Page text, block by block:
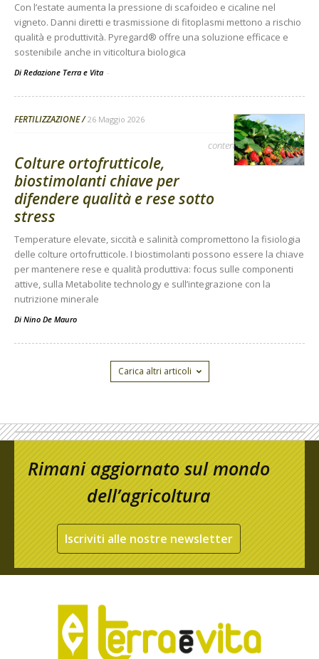
Con l’estate aumenta la pressione di scafoideo e cicaline nel
vigneto. Danni diretti e trasmissione di fitoplasmi mettono a rischio
qualità e produttività. Pyregard® offre una soluzione efficace e
sostenibile anche in viticoltura biologica
Di Redazione Terra e Vita -
FERTILIZZAZIONE 26 Maggio 2026
contenuto sponsorizzato
Colture ortofrutticole,
biostimolanti chiave per
difendere qualità e rese sotto
stress
Temperature elevate, siccità e salinità compromettono la fisiologia
delle colture ortofrutticole. I biostimolanti possono essere la chiave
per mantenere rese e qualità produttiva: focus sulle componenti
attive, sulla Metabolite technology e sull’integrazione con la
nutrizione minerale
Di Nino De Mauro
Carica altri articoli
Rimani aggiornato sul mondo
dell’agricoltura
Iscriviti alle nostre newsletter